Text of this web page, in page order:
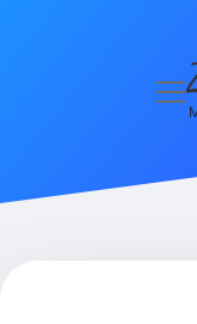
Politikası